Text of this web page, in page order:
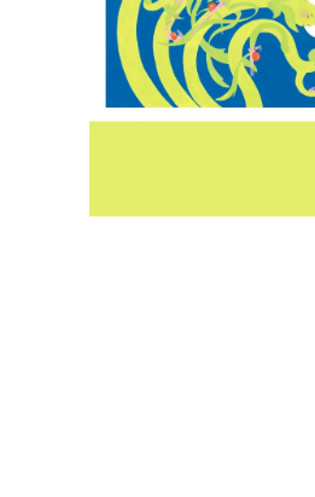
€55,00
Ajouter au panier